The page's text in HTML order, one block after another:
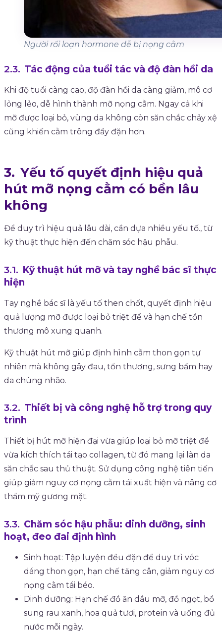
Người rối loạn hormone dễ bị nọng cằm
Tác động của tuổi tác và độ đàn hồi da
Khi độ tuổi càng cao, độ đàn hồi da càng giảm, mô cơ
lỏng lẻo, dễ hình thành mỡ nọng cằm. Ngay cả khi
mỡ được loại bỏ, vùng da không còn săn chắc chảy xệ
cũng khiến cằm trông đầy đặn hơn.
Yếu tố quyết định hiệu quả
hút mỡ nọng cằm có bền lâu
không
Để duy trì hiệu quả lâu dài, cần dựa nhiều yếu tố., từ
kỹ thuật thực hiện đến chăm sóc hậu phẫu.
Kỹ thuật hút mỡ và tay nghề bác sĩ thực
hiện
Tay nghề bác sĩ là yếu tố then chốt, quyết định hiệu
quả lượng mỡ được loại bỏ triệt để và hạn chế tổn
thương mô xung quanh.
Kỹ thuật hút mỡ giúp định hình cằm thon gọn tự
nhiên mà không gây đau, tổn thương, sưng bầm hay
da chùng nhão.
Thiết bị và công nghệ hỗ trợ trong quy
trình
Thiết bị hút mỡ hiện đại vừa giúp loại bỏ mỡ triệt để
vừa kích thích tái tạo collagen, từ đó mang lại làn da
săn chắc sau thủ thuật. Sử dụng công nghệ tiên tiến
giúp giảm nguy cơ nọng cằm tái xuất hiện và nâng cơ
thẩm mỹ gương mặt.
Chăm sóc hậu phẫu: dinh dưỡng, sinh
hoạt, đeo đai định hình
Sinh hoạt: Tập luyện đều đặn để duy trì vóc
dáng thon gọn, hạn chế tăng cân, giảm nguy cơ
nọng cằm tái béo.
Dinh dưỡng: Hạn chế đồ ăn dầu mỡ, đồ ngọt, bổ
sung rau xanh, hoa quả tươi, protein và uống đủ
nước mỗi ngày.